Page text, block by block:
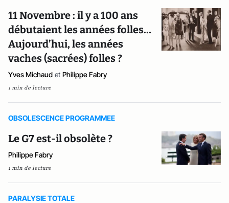
11 Novembre : il y a 100 ans
débutaient les années folles…
Aujourd’hui, les années
vaches (sacrées) folles ?
Yves Michaud et Philippe Fabry
1 min de lecture
OBSOLESCENCE PROGRAMMEE
Le G7 est-il obsolète ?
Philippe Fabry
1 min de lecture
PARALYSIE TOTALE